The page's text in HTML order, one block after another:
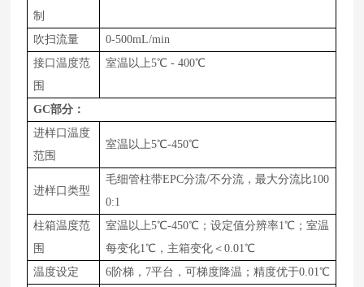
制
吹扫流量 0-500mL/min
接口温度范
围
室温以上5℃ - 400℃
GC部分：
进样口温度
范围
室温以上5℃-450℃
进样口类型
毛细管柱带EPC分流/不分流，最大分流比100
0:1
柱箱温度范
围
室温以上5℃-450℃；设定值分辨率1℃；室温
每变化1℃，主箱变化＜0 .01℃
温度设定
6阶梯，7平台，可梯度降温；精度优于0.01℃